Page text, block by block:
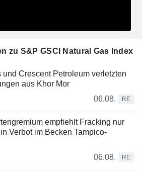
zu S&P GSCI Natural Gas Index
und Crescent Petroleum verletzten
aus Khor Mor
06.08.
RE
empfiehlt Fracking nur
Verbot im Becken Tampico-
06.08.
RE